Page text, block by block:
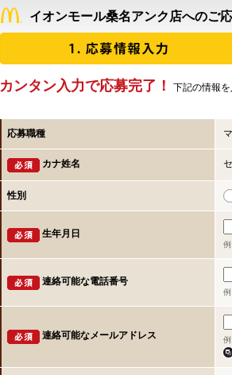
イオンモール桑名アンク店へのご
カンタン入力で応募完了！ 下記の情報
応募職種
カナ姓名
性別
生年月日
連絡可能な電話番号
連絡可能なメールアドレス